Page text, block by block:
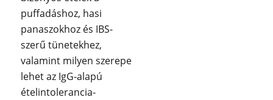
puffadáshoz, hasi
panaszokhoz és IBS-
szerű tünetekhez,
valamint milyen szerepe
lehet az IgG-alapú
ételintolerancia-